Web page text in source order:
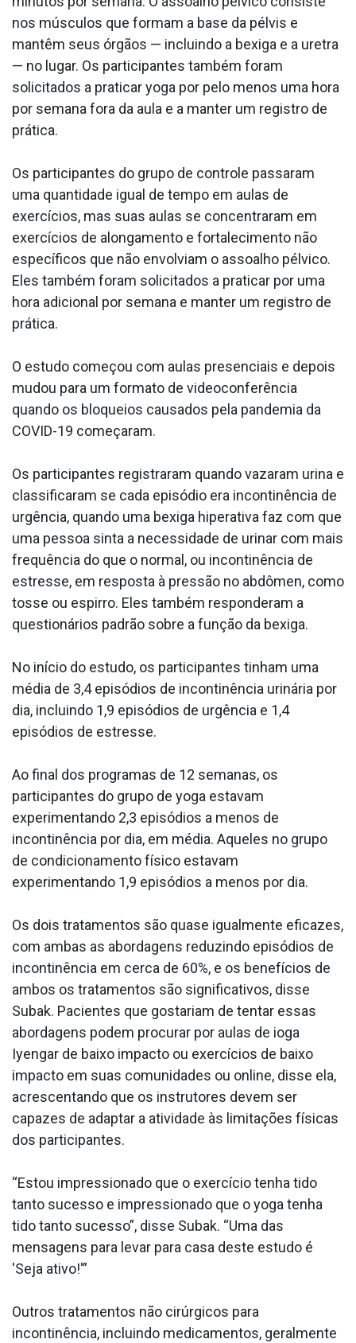
nos músculos que formam a base da pélvis e
mantêm seus órgãos — incluindo a bexiga e a uretra
— no lugar. Os participantes também foram
solicitados a praticar yoga por pelo menos uma hora
por semana fora da aula e a manter um registro de
prática.
Os participantes do grupo de controle passaram
uma quantidade igual de tempo em aulas de
exercícios, mas suas aulas se concentraram em
exercícios de alongamento e fortalecimento não
específicos que não envolviam o assoalho pélvico.
Eles também foram solicitados a praticar por uma
hora adicional por semana e manter um registro de
prática.
O estudo começou com aulas presenciais e depois
mudou para um formato de videoconferência
quando os bloqueios causados pela pandemia da
COVID-19 começaram.
Os participantes registraram quando vazaram urina e
classificaram se cada episódio era incontinência de
urgência, quando uma bexiga hiperativa faz com que
uma pessoa sinta a necessidade de urinar com mais
frequência do que o normal, ou incontinência de
estresse, em resposta à pressão no abdômen, como
tosse ou espirro. Eles também responderam a
questionários padrão sobre a função da bexiga.
No início do estudo, os participantes tinham uma
média de 3,4 episódios de incontinência urinária por
dia, incluindo 1,9 episódios de urgência e 1,4
episódios de estresse.
Ao final dos programas de 12 semanas, os
participantes do grupo de yoga estavam
experimentando 2,3 episódios a menos de
incontinência por dia, em média. Aqueles no grupo
de condicionamento físico estavam
experimentando 1,9 episódios a menos por dia.
Os dois tratamentos são quase igualmente eficazes,
com ambas as abordagens reduzindo episódios de
incontinência em cerca de 60%, e os benefícios de
ambos os tratamentos são significativos, disse
Subak. Pacientes que gostariam de tentar essas
abordagens podem procurar por aulas de ioga
Iyengar de baixo impacto ou exercícios de baixo
impacto em suas comunidades ou online, disse ela,
acrescentando que os instrutores devem ser
capazes de adaptar a atividade às limitações físicas
dos participantes.
“Estou impressionado que o exercício tenha tido
tanto sucesso e impressionado que o yoga tenha
tido tanto sucesso”, disse Subak. “Uma das
mensagens para levar para casa deste estudo é
'Seja ativo!'”
Outros tratamentos não cirúrgicos para
incontinência, incluindo medicamentos, geralmente